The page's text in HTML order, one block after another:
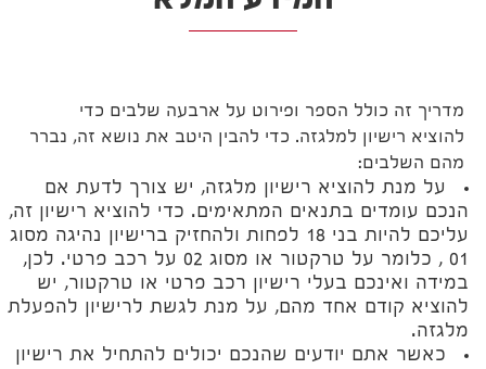
מדריך זה כולל הספר ופירוט על ארבעה שלבים כדי
להוציא רישיון למלגזה. כדי להבין היטב את נושא זה, נברר
מהם השלבים:
על מנת להוציא רישיון מלגזה, יש צורך לדעת אם
הנכם עומדים בתנאים המתאימים. כדי להוציא רישיון זה,
עליכם להיות בני 18 לפחות ולהחזיק ברישיון נהיגה מסוג
01 , כלומר על טרקטור או מסוג 02 על רכב פרטי. לכן,
במידה ואינכם בעלי רישיון רכב פרטי או טרקטור, יש
להוציא קודם אחד מהם, על מנת לגשת לרישיון להפעלת
מלגזה.
כאשר אתם יודעים שהנכם יכולים להתחיל את רישיון